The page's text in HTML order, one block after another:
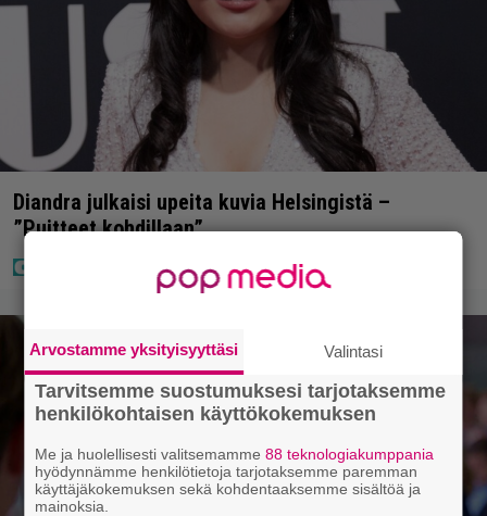
Diandra julkaisi upeita kuvia Helsingistä –
”Puitteet kohdillaan”
Arvostamme yksityisyyttäsi Valintasi
Tarvitsemme suostumuksesi tarjotaksemme
henkilökohtaisen käyttökokemuksen
Me ja huolellisesti valitsemamme88 teknologiakumppania
hyödynnämme henkilötietoja tarjotaksemme paremman
käyttäjäkokemuksen sekä kohdentaaksemme sisältöä ja
mainoksia.